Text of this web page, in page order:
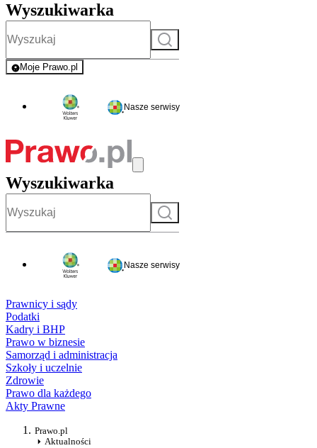
Wyszukiwarka
Szukaj
Moje Prawo.pl
- rejestracja i logowanie do serwisu
Nasze serwisy
Wyszukiwarka
Szukaj
Nasze serwisy
Prawnicy i sądy
Podatki
Kadry i BHP
Prawo w biznesie
Samorząd i administracja
Szkoły i uczelnie
Zdrowie
Prawo dla każdego
Akty Prawne
Prawo.pl
Aktualności